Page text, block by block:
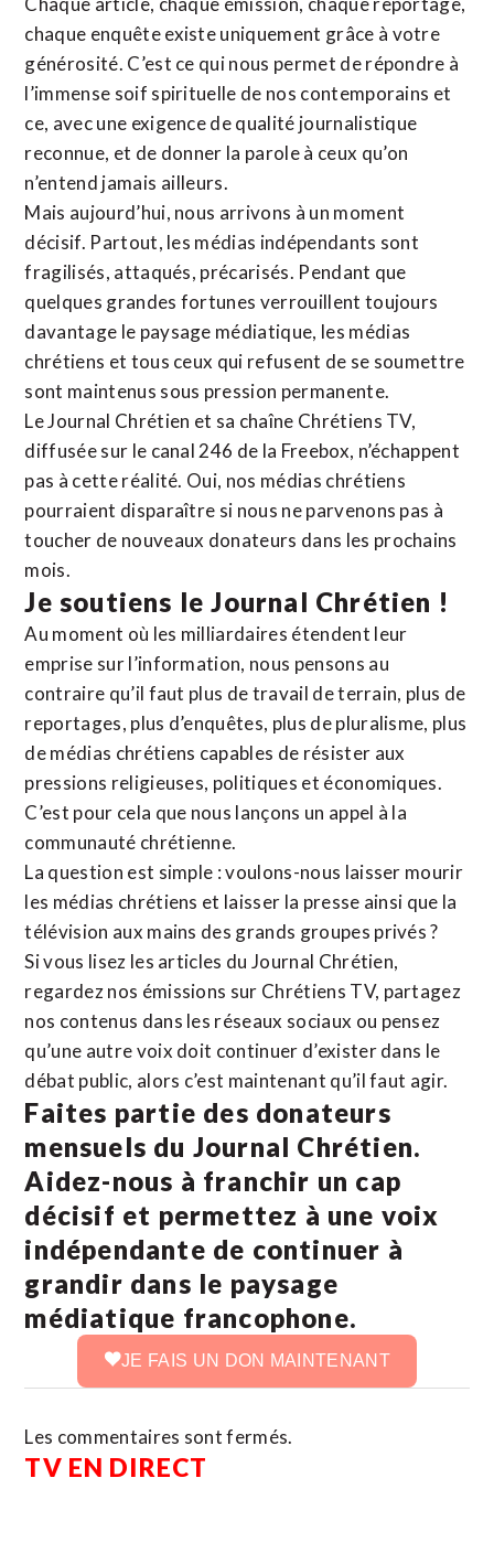
chaque enquête existe uniquement grâce à votre
générosité. C’est ce qui nous permet de répondre à
l’immense soif spirituelle de nos contemporains et
ce, avec une exigence de qualité journalistique
reconnue, et de donner la parole à ceux qu’on
n’entend jamais ailleurs.
Mais aujourd’hui, nous arrivons à un moment
décisif. Partout, les médias indépendants sont
fragilisés, attaqués, précarisés. Pendant que
quelques grandes fortunes verrouillent toujours
davantage le paysage médiatique, les médias
chrétiens et tous ceux qui refusent de se soumettre
sont maintenus sous pression permanente.
Le Journal Chrétien et sa chaîne Chrétiens TV,
diffusée sur le canal 246 de la Freebox, n’échappent
pas à cette réalité. Oui, nos médias chrétiens
pourraient disparaître si nous ne parvenons pas à
toucher de nouveaux donateurs dans les prochains
mois.
Je soutiens le Journal Chrétien !
Au moment où les milliardaires étendent leur
emprise sur l’information, nous pensons au
contraire qu’il faut plus de travail de terrain, plus de
reportages, plus d’enquêtes, plus de pluralisme, plus
de médias chrétiens capables de résister aux
pressions religieuses, politiques et économiques.
C’est pour cela que nous lançons un appel à la
communauté chrétienne.
La question est simple : voulons-nous laisser mourir
les médias chrétiens et laisser la presse ainsi que la
télévision aux mains des grands groupes privés ?
Si vous lisez les articles du Journal Chrétien,
regardez nos émissions sur Chrétiens TV, partagez
nos contenus dans les réseaux sociaux ou pensez
qu’une autre voix doit continuer d’exister dans le
débat public, alors c’est maintenant qu’il faut agir.
Faites partie des donateurs
mensuels du Journal Chrétien.
Aidez-nous à franchir un cap
décisif et permettez à une voix
indépendante de continuer à
grandir dans le paysage
médiatique francophone.
JE FAIS UN DON MAINTENANT
Les commentaires sont fermés.
TV EN DIRECT